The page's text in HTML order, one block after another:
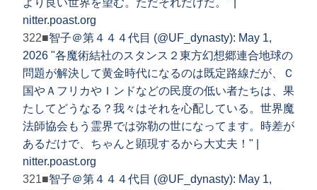
より良い世界を望む。ただそれだけだ。" |
nitter.poast.org
322■智子＠第４４４代目 (@UF_dynasty): May 1,
2026 "各魔術結社のスタンス２東方幻想郷連合地球の
問題が解決して黄金時代になるのは既定路線だが、Ｃ
国やＡフリカやＩンドなどの民度の低い者たちは、果
たしてどうなる？我々はそれを心配している。世界魔
法師協会もう霊界では弥勒の世になってます。時差が
あるだけで、ちゃんと顕現するから大丈夫！" |
nitter.poast.org
321■智子＠第４４４代目 (@UF_dynasty): May 1,